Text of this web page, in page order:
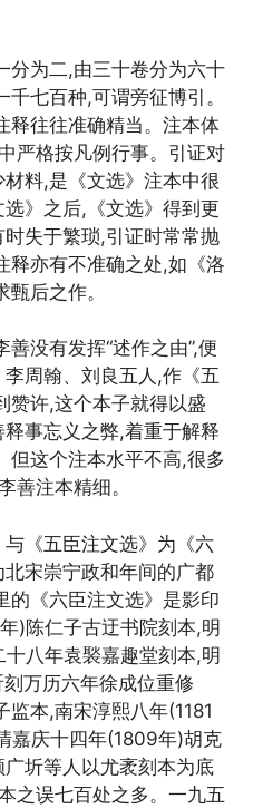
分为二,由三十卷分为六十
七百种,可谓旁征博引。
释往往准确精当。注本体
严格按凡例行事。引证对
料,是《文选》注本中很
》之后,《文选》得到更
失于繁琐,引证时常常抛
释亦有不准确之处,如《洛
后之作。
没有发挥“述作之由”,便
周翰、刘良五人,作《五
赞许,这个本子就得以盛
事忘义之弊,着重于解释
但这个注本水平不高,很多
善注本精细。
《五臣注文选》为《六
宋崇宁政和年间的广都
的《六臣注文选》是影印
)陈仁子古迂书院刻本,明
八年袁褧嘉趣堂刻本,明
万历六年徐成位重修
本,南宋淳熙八年(1181
嘉庆十四年(1809年)胡克
圻等人以尤袤刻本为底
之误七百处之多。一九五